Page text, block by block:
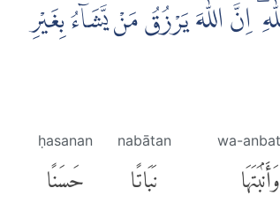
اِنَّ اللّٰهَ يَرْزُقُ مَنْ يَّشَاۤءُ بِغَيْرِ
wa-
وَأَنۢبَتَهَا
nabātan
نَبَاتًا
ḥasanan
حَسَنًا